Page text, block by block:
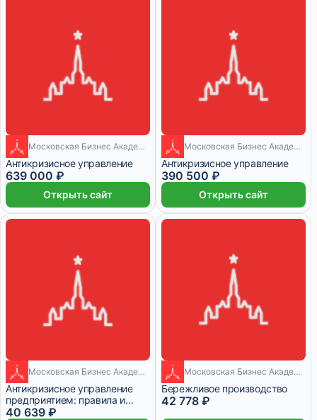
20 месяцев Московская Бизнес Академия
Антикризисное управление
639 000 ₽
Открыть сайт
18 месяцев Московская Бизнес Академия
Антикризисное управление
390 500 ₽
Открыть сайт
1 месяц Московская Бизнес Академия
Антикризисное управление
предприятием: правила и
инструменты
40 639 ₽
1 месяц Московская Бизнес Академия
Бережливое производство
42 778 ₽